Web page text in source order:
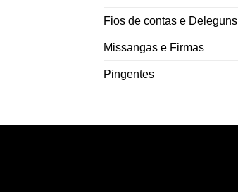
Fios de contas e Deleguns
Missangas e Firmas
Pingentes